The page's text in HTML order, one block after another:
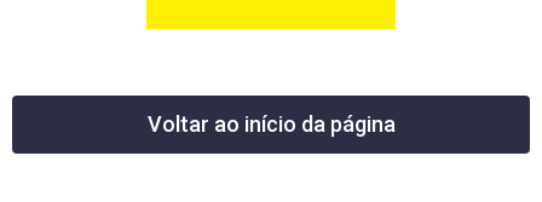
Voltar ao início da página